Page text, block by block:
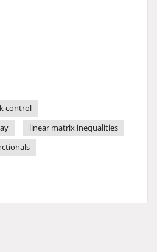
control
linear matrix inequalities